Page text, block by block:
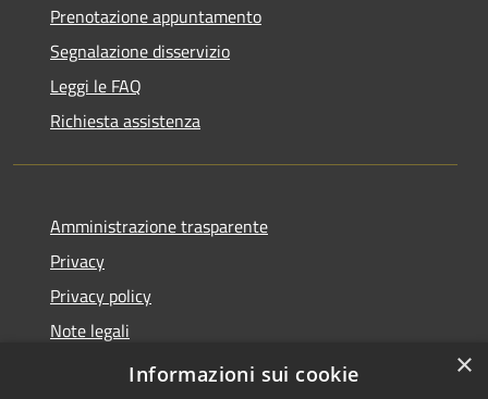
Prenotazione appuntamento
Segnalazione disservizio
Leggi le FAQ
Richiesta assistenza
Amministrazione trasparente
Privacy
Privacy policy
Note legali
Dichiarazione di accessibilità
×
Informazioni sui cookie